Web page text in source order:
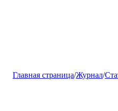
Главная страница/Журнал/